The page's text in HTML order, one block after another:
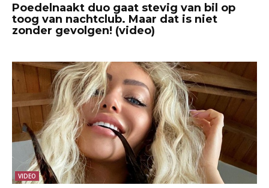
Poedelnaakt duo gaat stevig van bil op
toog van nachtclub. Maar dat is niet
zonder gevolgen! (video)
VIDEO